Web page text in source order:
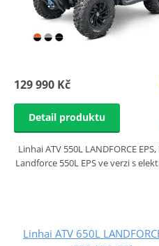
129 990 Kč
Detail produktu
Linhai ATV 550L LANDFORCE EPS,
Landforce 550L EPS ve verzi s
Linhai ATV 650L